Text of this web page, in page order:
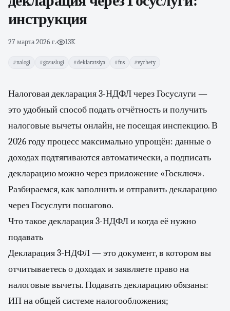
инструкция
27 марта 2026 г.· 13K
#nalogi #gosuslugi #deklaratsiya #fns #vychety
Налоговая декларация 3-НДФЛ через Госуслуги —
это удобный способ подать отчётность и получить
налоговые вычеты онлайн, не посещая инспекцию. В
2026 году процесс максимально упрощён: данные о
доходах подтягиваются автоматически, а подписать
декларацию можно через приложение «Госключ».
Разбираемся, как заполнить и отправить декларацию
через Госуслуги пошагово.
Что такое декларация 3-НДФЛ и когда её нужно
подавать
Декларация 3-НДФЛ — это документ, в котором вы
отчитываетесь о доходах и заявляете право на
налоговые вычеты. Подавать декларацию обязаны:
ИП на общей системе налогообложения;